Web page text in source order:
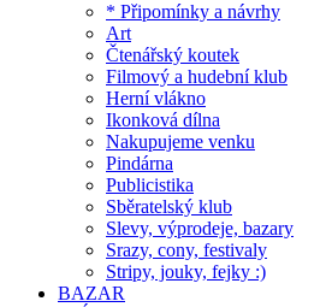
* Připomínky a návrhy
Art
Čtenářský koutek
Filmový a hudební klub
Herní vlákno
Ikonková dílna
Nakupujeme venku
Pindárna
Publicistika
Sběratelský klub
Slevy, výprodeje, bazary
Srazy, cony, festivaly
Stripy, jouky, fejky :)
BAZAR